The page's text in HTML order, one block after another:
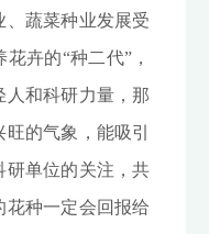
、蔬菜种业发展受
卉的“种二代”，
人和科研力量，那
的气象，能吸引
研单位的关注，共
花种一定会回报给